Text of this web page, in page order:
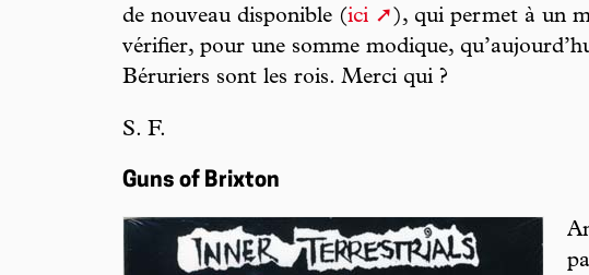
de nouveau disponible (ici
), qui permet à un
vérifier, pour une somme modique,
Béruriers sont les rois. Merci qui ?
S. F.
Guns of Brixton